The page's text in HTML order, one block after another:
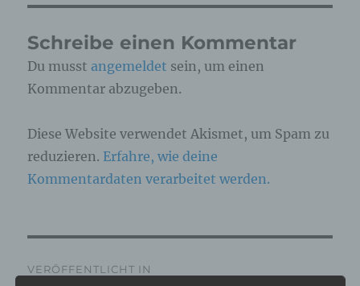
Schreibe einen Kommentar
Du musst angemeldet sein, um einen
Kommentar abzugeben.
Diese Website verwendet Akismet, um Spam zu
reduzieren. Erfahre, wie deine
Kommentardaten verarbeitet werden.
VERÖFFENTLICHT IN